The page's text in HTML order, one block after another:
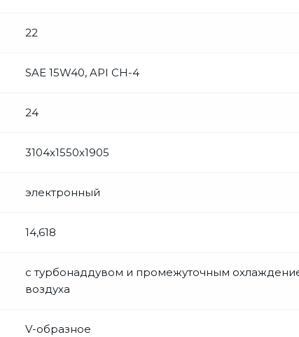
22
SAE 15W40, API CH-4
24
3104x1550x1905
электронный
14,618
с турбонаддувом и промежуточным
воздуха
V-образное